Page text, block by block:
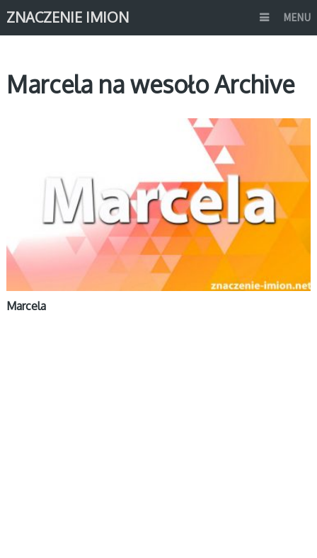
ZNACZENIE IMION MENU
Marcela na wesoło Archive
Marcela